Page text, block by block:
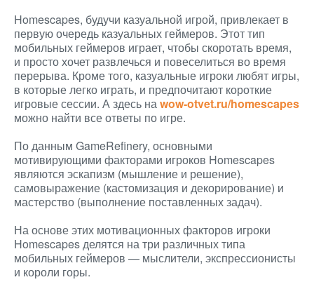
Homescapes, будучи казуальной игрой, привлекает в
первую очередь казуальных геймеров. Этот тип
мобильных геймеров играет, чтобы скоротать время,
и просто хочет развлечься и повеселиться во время
перерыва. Кроме того, казуальные игроки любят игры,
в которые легко играть, и предпочитают короткие
игровые сессии. А здесь наwow-otvet.ru/homescapes
можно найти все ответы по игре.
По данным GameRefinery, основными
мотивирующими факторами игроков Homescapes
являются эскапизм (мышление и решение),
самовыражение (кастомизация и декорирование) и
мастерство (выполнение поставленных задач).
На основе этих мотивационных факторов игроки
Homescapes делятся на три различных типа
мобильных геймеров — мыслители, экспрессионисты
и короли горы.